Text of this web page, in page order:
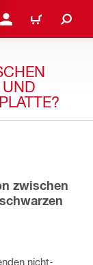
ODER
WARENKORB
zwischen
nicht-